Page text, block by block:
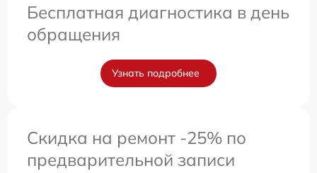
Бесплатная диагностика в день
обращения
Узнать подробнее
Скидка на ремонт -25% по
предварительной записи